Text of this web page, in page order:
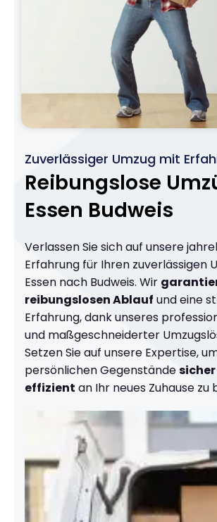
Zuverlässiger Umzug mit
Reibungslose
Essen Budweis
Verlassen Sie sich auf unsere
Erfahrung für Ihren zuverlässigen
Essen nach Budweis. Wir
reibungslosen Ablauf und eine
Erfahrung, dank unseres
und maßgeschneiderter
Setzen Sie auf unsere Expertise,
persönlichen Gegenstände
effizient an Ihr neues Zuhause zu